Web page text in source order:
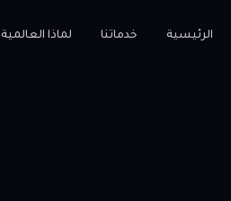
الرئيسية خدماتنا لماذا العالمية